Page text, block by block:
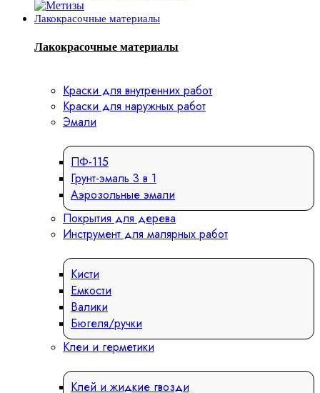
Лакокрасочные материалы
Лакокрасочные материалы
Краски для внутренних работ
Краски для наружных работ
Эмали
ПФ-115
Грунт-эмаль 3 в 1
Аэрозольные эмали
Покрытия для дерева
Инструмент для малярных работ
Кисти
Емкости
Валики
Бюгеля/ручки
Клеи и герметики
Клей и жидкие гвозди